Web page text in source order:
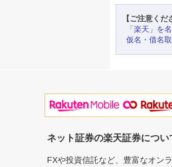
【ご注意くだ
「楽天」を
仮名・借名
ネット証券の楽天証券につい
FXや投資信託など、豊富なオン